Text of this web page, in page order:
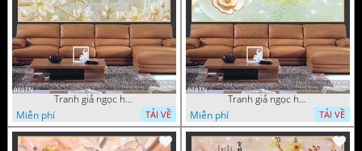
Tranh giả ngọc hoa nền gạch
Miễn phí
TẢI VỀ
Tranh giả ngọc hoa mai thư pháp
Miễn phí
TẢI VỀ